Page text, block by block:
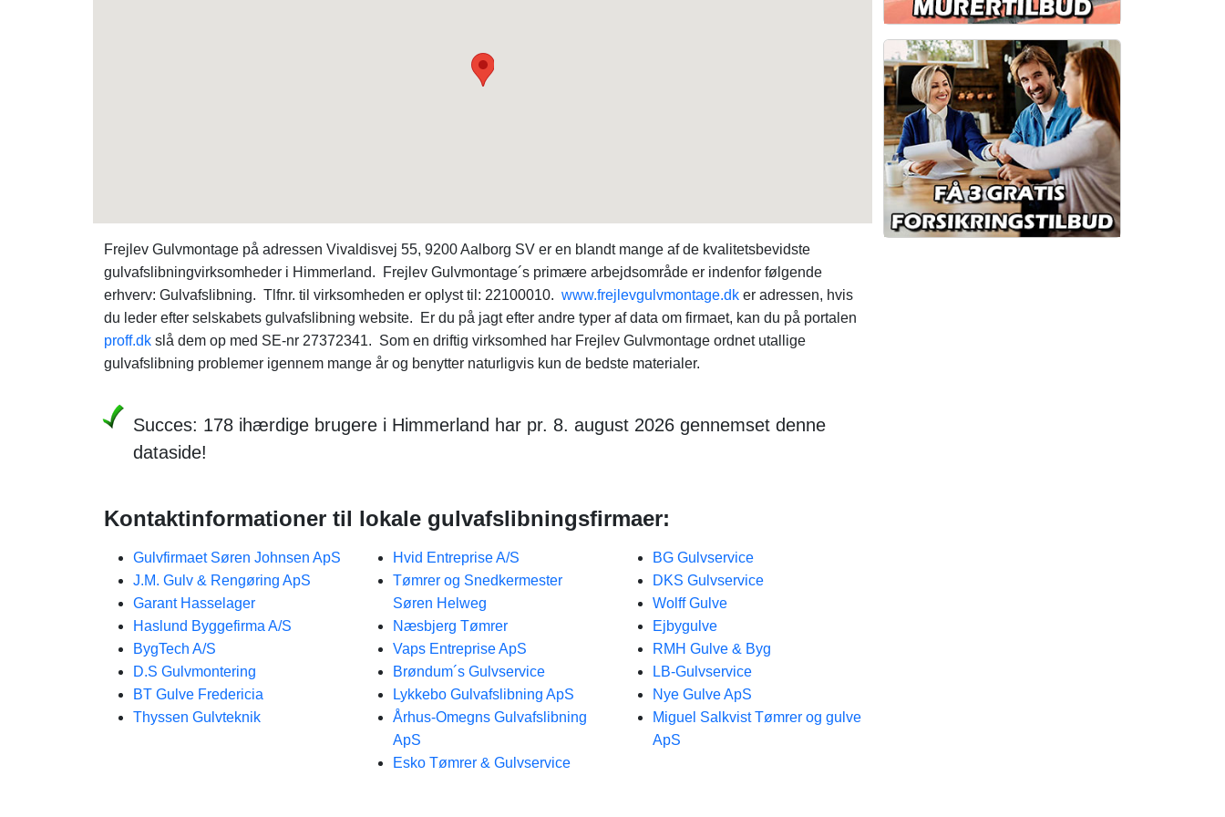
Frejlev Gulvmontage på adressen Vivaldisvej 55, 9200 Aalborg SV er en blandt mange af de kvalitetsbevidste
gulvafslibningvirksomheder i Himmerland. Frejlev Gulvmontage´s primære arbejdsområde er indenfor følgende
erhverv: Gulvafslibning. Tlfnr. til virksomheden er oplyst til: 22100010. www.frejlevgulvmontage.dk er adressen, hvis
du leder efter selskabets gulvafslibning website. Er du på jagt efter andre typer af data om firmaet, kan du på portalen
proff.dk slå dem op med SE-nr 27372341. Som en driftig virksomhed har Frejlev Gulvmontage ordnet utallige
gulvafslibning problemer igennem mange år og benytter naturligvis kun de bedste materialer.
Succes: 178 ihærdige brugere i Himmerland har pr. 8. august 2026 gennemset denne
dataside!
Kontaktinformationer til lokale gulvafslibningsfirmaer:
Gulvfirmaet Søren Johnsen ApS
J.M. Gulv & Rengøring ApS
Garant Hasselager
Haslund Byggefirma A/S
BygTech A/S
D.S Gulvmontering
BT Gulve Fredericia
Thyssen Gulvteknik
Hvid Entreprise A/S
Tømrer og Snedkermester
Søren Helweg
Næsbjerg Tømrer
Vaps Entreprise ApS
Brøndum´s Gulvservice
Lykkebo Gulvafslibning ApS
Århus-Omegns Gulvafslibning
ApS
Esko Tømrer & Gulvservice
BG Gulvservice
DKS Gulvservice
Wolff Gulve
Ejbygulve
RMH Gulve & Byg
LB-Gulvservice
Nye Gulve ApS
Miguel Salkvist Tømrer og gulve
ApS